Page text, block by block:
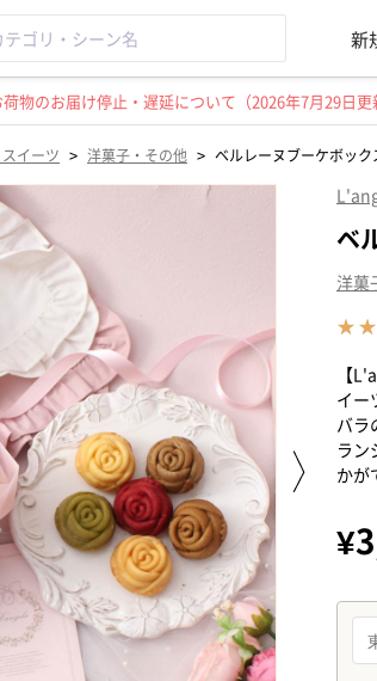
新
物のお届け停止・遅延について（2026年7月29日更
イーツ > 洋菓子・その他 > ベルレーヌブーケボック
ベ
洋菓
【
イー
バラ
ラン
かが